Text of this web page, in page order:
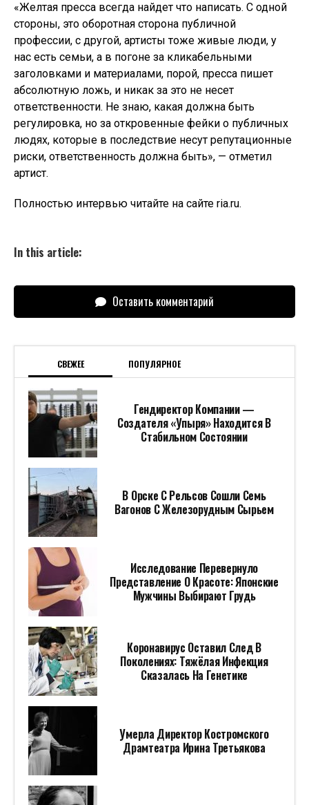
«Желтая пресса всегда найдет что написать. С одной
стороны, это оборотная сторона публичной
профессии, с другой, артисты тоже живые люди, у
нас есть семьи, а в погоне за кликабельными
заголовками и материалами, порой, пресса пишет
абсолютную ложь, и никак за это не несет
ответственности. Не знаю, какая должна быть
регулировка, но за откровенные фейки о публичных
людях, которые в последствие несут репутационные
риски, ответственность должна быть», — отметил
артист.
Полностью интервью читайте на сайте ria.ru.
In this article:
Оставить комментарий
СВЕЖЕЕ ПОПУЛЯРНОЕ
Гендиректор Компании —
Создателя «Упыря» Находится В
Стабильном Состоянии
В Орске С Рельсов Сошли Семь
Вагонов С Железорудным Сырьем
Исследование Перевернуло
Представление О Красоте: Японские
Мужчины Выбирают Грудь
Коронавирус Оставил След В
Поколениях: Тяжёлая Инфекция
Сказалась На Генетике
Умерла Директор Костромского
Драмтеатра Ирина Третьякова